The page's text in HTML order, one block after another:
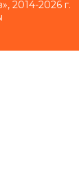
2014-2026 г.